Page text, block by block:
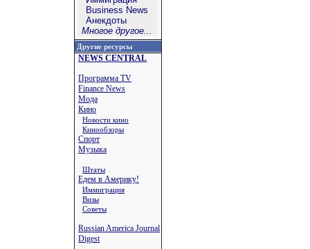
Business News
Анекдоты
Многое другое...
Другие ресурсы
NEWS CENTRAL
Программа TV
Finance News
Мода
Кино
Новости кино
Кинообзоры
Спорт
Музыка
Штаты
Едем в Америку!
Иммиграция
Визы
Советы
Russian America Journal
Digest